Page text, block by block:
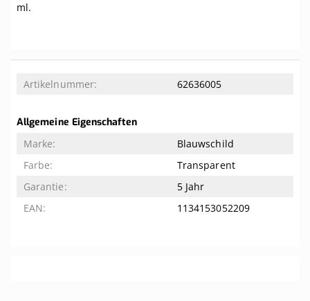
ml.
Weitere
62636005
Allgemeine Eigenschaften
Blauwschild
Transparent
5 Jahr
1134153052209